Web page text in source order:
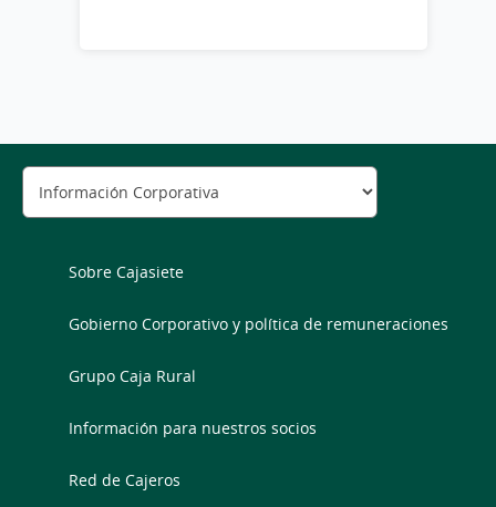
Sobre Cajasiete
Gobierno Corporativo y política de remuneraciones
Grupo Caja Rural
Información para nuestros socios
Red de Cajeros